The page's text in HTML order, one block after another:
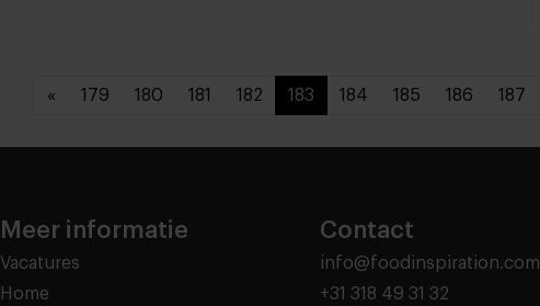
« 179 180 181 182 183 184 185 186 187
Meer informatie
Vacatures
Home
Contact
info@foodinspiration.com
+31 318 49 31 32